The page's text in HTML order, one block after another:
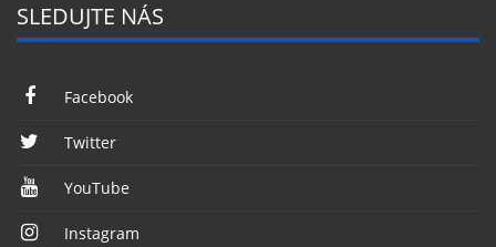
SLEDUJTE NÁS
Facebook
Twitter
YouTube
Instagram